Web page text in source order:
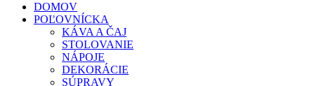
DOMOV
POĽOVNÍCKA
KÁVA A ČAJ
STOLOVANIE
NÁPOJE
DEKORÁCIE
SÚPRAVY